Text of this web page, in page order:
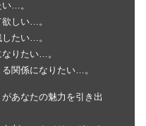
…。
しい…。
たい…。
りたい…。
関係になりたい…。
あなたの魅力を引き出